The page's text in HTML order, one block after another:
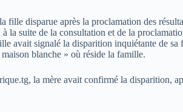
fille disparue après la proclamation des
suite de la consultation et de la
avait signalé la disparition inquiétante de
blanche » où réside la famille.
la mère avait confirmé la disparition,